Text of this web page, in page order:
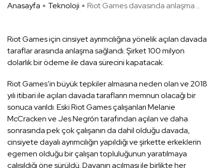
Anasayfa Teknoloji Riot Games davasında anlaşma ...
Riot Games için cinsiyet ayrımcılığına yönelik açılan davada
taraflar arasında anlaşma sağlandı. Şirket 100 milyon
dolarlık bir ödeme ile dava sürecini kapatacak.
Riot Games’in büyük tepkiler almasına neden olan ve 2018
yılı itibari ile açılan davada tarafların memnun olacağı bir
sonuca varıldı. Eski Riot Games çalışanları Melanie
McCracken ve Jes Negrón tarafından açılan ve daha
sonrasında pek çok çalışanın da dahil olduğu davada,
cinsiyete dayalı ayrımcılığın yapıldığı ve şirkette erkeklerin
egemen olduğu bir çalışan topluluğunun yaratılmaya
çalışıldığı öne sürüldü. Davanın açılması ile birlikte her